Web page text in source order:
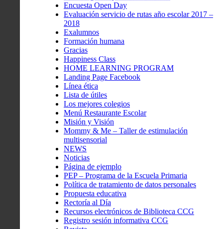
Encuesta Open Day
Evaluación servicio de rutas año escolar 2017 –
2018
Exalumnos
Formación humana
Gracias
Happiness Class
HOME LEARNING PROGRAM
Landing Page Facebook
Línea ética
Lista de útiles
Los mejores colegios
Menú Restaurante Escolar
Misión y Visión
Mommy & Me – Taller de estimulación
multisensorial
NEWS
Noticias
Página de ejemplo
PEP – Programa de la Escuela Primaria
Política de tratamiento de datos personales
Propuesta educativa
Rectoría al Día
Recursos electrónicos de Biblioteca CCG
Registro sesión informativa CCG